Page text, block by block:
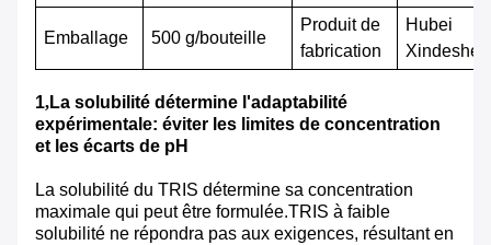
Emballage 500 g/bouteille
Produit de
fabrication
Hubei
1,La solubilité détermine l'adaptabilité
expérimentale: éviter les limites de concentration
et les écarts de pH
La solubilité du TRIS détermine sa concentration
maximale qui peut être formulée.TRIS à faible
solubilité ne répondra pas aux exigences, résultant en